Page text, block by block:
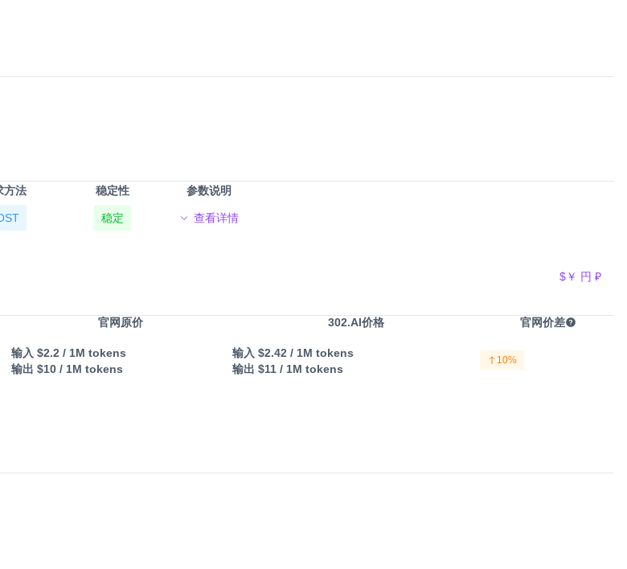
方法 稳定性 参数说明
稳定 查看详情
$￥ 円 ₽
官网原价 302.AI价格 官网价差
输入 $2.2 / 1M tokens
输出 $10 / 1M tokens
输入 $2.42 / 1M tokens
输出 $11 / 1M tokens
10%